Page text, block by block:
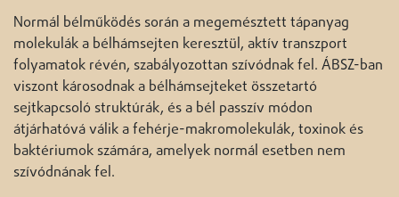
Normál bélműködés során a megemésztett tápanyag
molekulák a bélhámsejten keresztül, aktív transzport
folyamatok révén, szabályozottan szívódnak fel. ÁBSZ-ban
viszont károsodnak a bélhámsejteket összetartó
sejtkapcsoló struktúrák, és a bél passzív módon
átjárhatóvá válik a fehérje-makromolekulák, toxinok és
baktériumok számára, amelyek normál esetben nem
szívódnának fel.